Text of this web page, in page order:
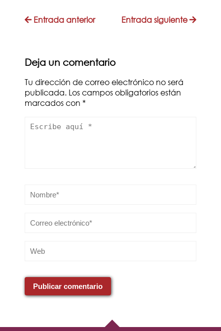
Entrada anterior Entrada siguiente
Deja un comentario
Tu dirección de correo electrónico no será
publicada. Los campos obligatorios están
marcados con *
Publicar comentario